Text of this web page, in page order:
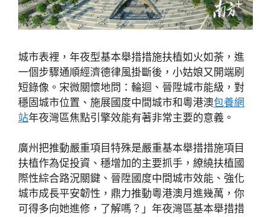
城市表裡，年夜型基本舉措措施扶植如火如荼，進
一個步驟通順經濟德律風掛斷後，小姑娘又開端刷
短錄像。宋微關懷地問：輪迴、晉陞城市能級，對
穩固城市位置、施展國度中間城市和粵港澳包養網
站年夜灣區焦點引擎效能有著非常主要的意義。
廣州把推動嚴重項目特殊是嚴重基本舉措措施項目
扶植作為促投資、穩增加的主要抓手，繚繞扶植國
際性綜合路況關鍵、晉陞國度中間城市效能、強化
城市成長平安韌性，鼎力推動粵港澳月進幾萬，你
可得多向她進修，了解嗎？」年夜灣區基本舉措措